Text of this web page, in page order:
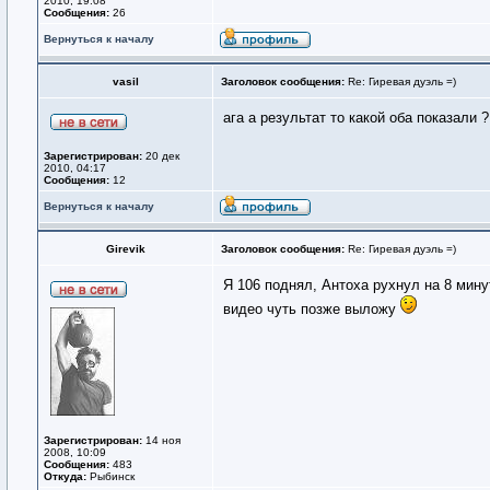
Сообщения: 26
Вернуться к началу
vasil Заголовок сообщения: Re: Гиревая дуэль =)
Зарегистрирован: 20 дек
2010, 04:17
Сообщения: 12
ага а результат то какой оба показали ?
Вернуться к началу
Girevik Заголовок сообщения: Re: Гиревая дуэль =)
Зарегистрирован: 14 ноя
2008, 10:09
Сообщения: 483
Откуда: Рыбинск
Я 106 поднял, Антоха рухнул на 8
видео чуть позже выложу